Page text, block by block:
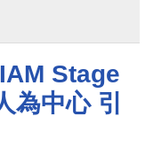
Stage
為中心 引